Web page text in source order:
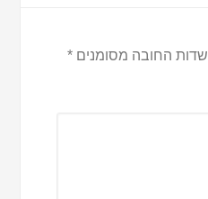
שדות החובה מסומנים*